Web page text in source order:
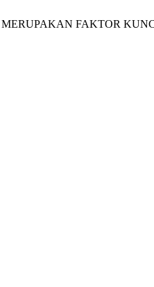
MERUPAKAN FAKTOR